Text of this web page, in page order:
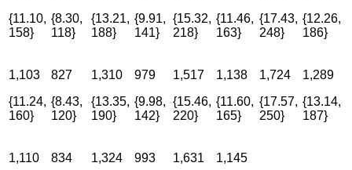
{11.10,
158}
{8.30,
118}
{13.21,
188}
{9.91,
141}
{15.32,
218}
{11.46,
163}
{17.43,
248}
{12.26,
186}
1,103
{11.24,
160}
827
{8.43,
120}
1,310
{13.35,
190}
979
{9.98,
142}
1,517
{15.46,
220}
1,138
{11.60,
165}
1,724
{17.57,
250}
1,289
{13.14,
187}
1,110
834
1,324
993
1,631
1,145